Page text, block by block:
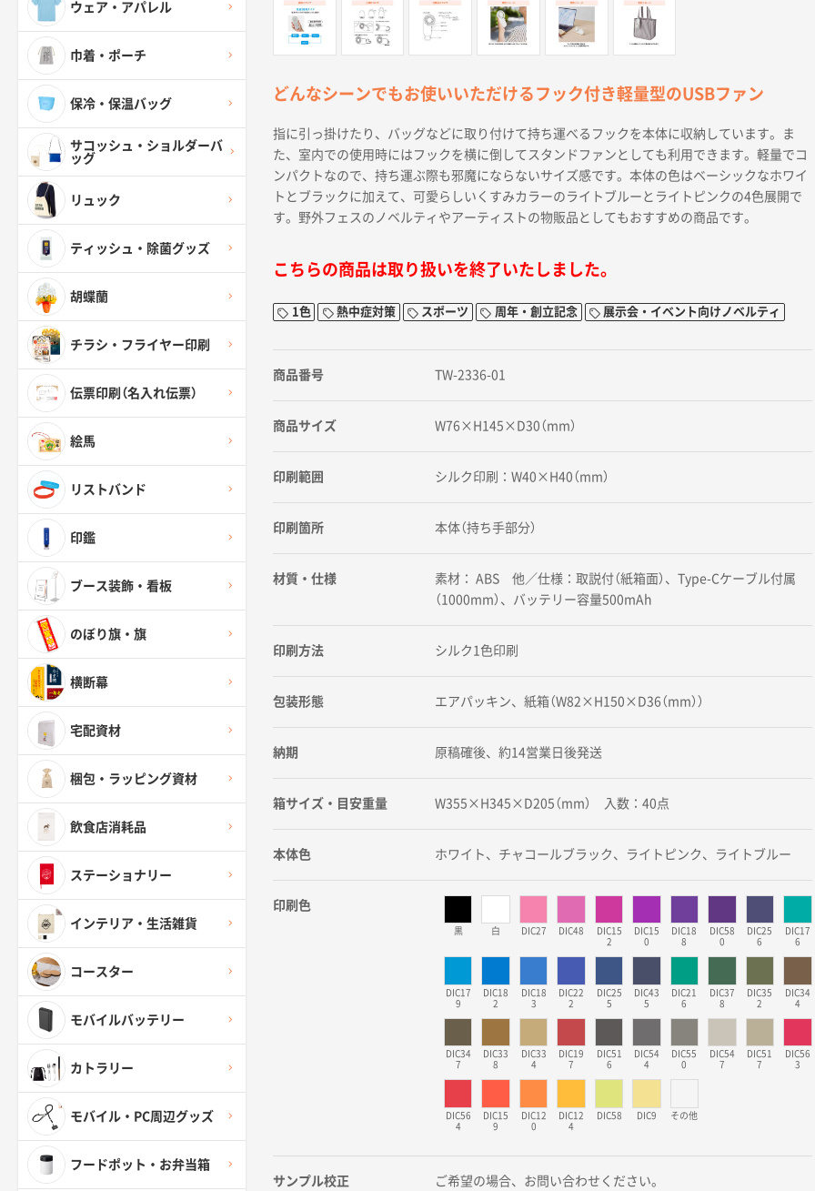
ウェア・アパレル
巾着・ポーチ
保冷・保温バッグ
サコッシュ・ショルダーバ
ッグ
リュック
ティッシュ・除菌グッズ
胡蝶蘭
チラシ・フライヤー印刷
伝票印刷（名入れ伝票）
絵馬
リストバンド
印鑑
ブース装飾・看板
のぼり旗・旗
横断幕
宅配資材
梱包・ラッピング資材
飲食店消耗品
ステーショナリー
インテリア・生活雑貨
コースター
モバイルバッテリー
カトラリー
モバイル・PC周辺グッズ
フードポット・お弁当箱
どんなシーンでもお使いいただけるフック付き軽量型のUSBファン
指に引っ掛けたり、バッグなどに取り付けて持ち運べるフックを本体に収納しています。ま
た、室内での使用時にはフックを横に倒してスタンドファンとしても利用できます。軽量でコ
ンパクトなので、持ち運ぶ際も邪魔にならないサイズ感です。本体の色はベーシックなホワイ
トとブラックに加えて、可愛らしいくすみカラーのライトブルーとライトピンクの4色展開で
す。野外フェスのノベルティやアーティストの物販品としてもおすすめの商品です。
こちらの商品は取り扱いを終了いたしました。
1色 熱中症対策 スポーツ 周年・創立記念 展示会・イベント向けノベルティ
商品番号 TW-2336-01
商品サイズ W76×H145×D30（mm）
印刷範囲 シルク印刷：W40×H40（mm）
印刷箇所 本体（持ち手部分）
材質・仕様
素材： ABS 他／仕様：取説付（紙箱面）、Type-Cケーブル付属
（1000mm）、バッテリー容量500mAh
印刷方法 シルク1色印刷
包装形態 エアパッキン、紙箱（W82×H150×D36（mm））
納期 原稿確後、約14営業日後発送
箱サイズ・目安重量 W355×H345×D205（mm） 入数：40点
本体色 ホワイト、チャコールブラック、ライトピンク、ライトブルー
印刷色
黒 白 DIC27 DIC48
DIC15
2
DIC15
0
DIC18
8
DIC58
0
DIC25
6
DIC17
6
DIC17
9
DIC18
2
DIC18
3
DIC22
2
DIC25
5
DIC43
5
DIC21
6
DIC37
8
DIC35
2
DIC34
4
DIC34
7
DIC33
8
DIC33
4
DIC19
7
DIC51
6
DIC54
4
DIC55
0
DIC54
7
DIC51
7
DIC56
3
DIC56
4
DIC15
9
DIC12
0
DIC12
4
DIC58 DIC9 その他
サンプル校正 ご希望の場合、お問い合わせください。